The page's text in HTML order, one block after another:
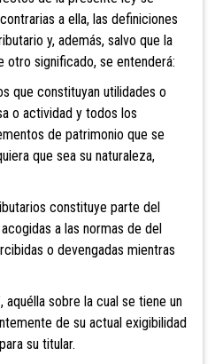
a ella, las definiciones
y, además, salvo que la
otro significado, se entenderá:
que constituyan utilidades o
a o actividad y todos los
de patrimonio que se
que sea su naturaleza,
constituye parte del
a las normas de del
as o devengadas mientras
sobre la cual se tiene un
de su actual exigibilidad
su titular.